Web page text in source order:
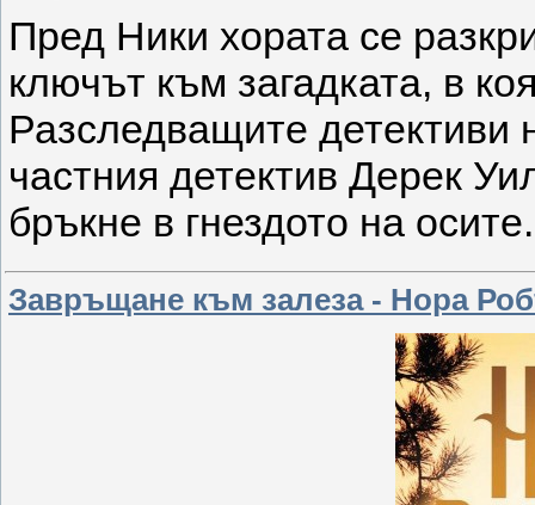
Пред Ники хората се
ключът към загадката, в
Разследващите детективи
частния детектив Дерек
бръкне в гнездото на
Завръщане към залеза - Нора